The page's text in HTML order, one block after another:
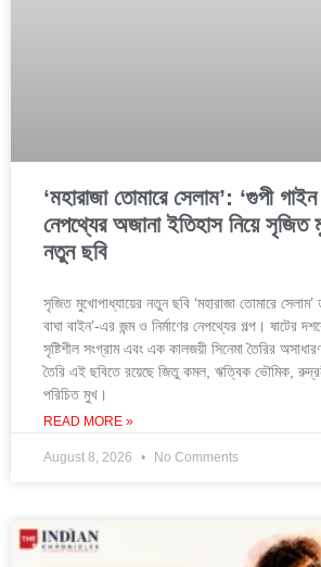
‘মহারাজা তোমারে সেলাম’: ‘গুপী
নেপথ্যের অজানা ইতিহাস নিয়ে সৃজিত
নতুন ছবি
সৃজিত মুখোপাধ্যায়ের নতুন ছবি ‘মহারাজা তোমারে
বাঘা বাইন’-এর জন্ম ও নির্মাণের নেপথ্যের গল্প। ষাটের
সৃষ্টিশীল সংগ্রাম এবং এক কালজয়ী সিনেমা তৈরির
তৈরি এই ছবিতে রয়েছে জিতু কমল, ঋত্বিক ভৌমিক,
পরিচিত মুখ।
READ MORE »
August 8, 2026 No Comments